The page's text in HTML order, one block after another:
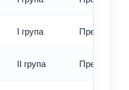
I група Превод -
II група Превод -